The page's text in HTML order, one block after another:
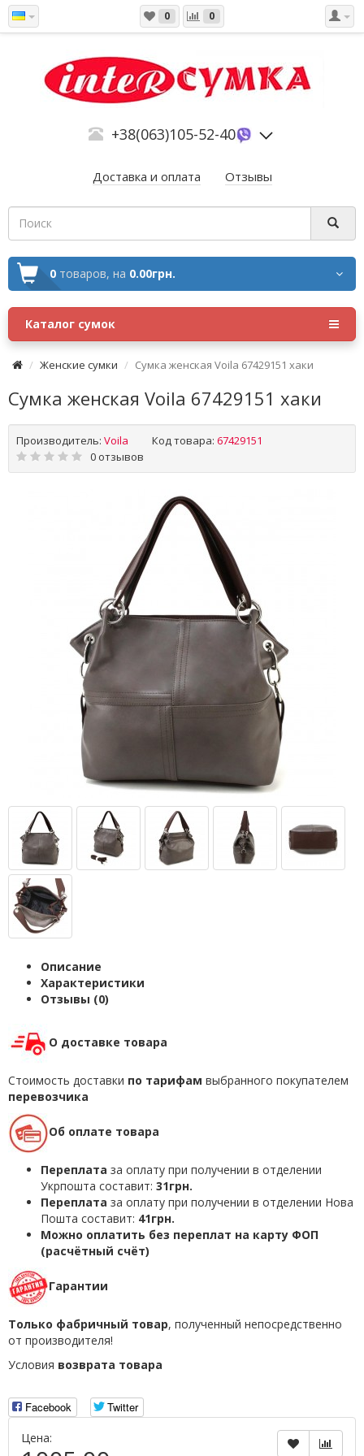
0 0
+38(063)105-52-40
Доставка и оплата Отзывы
0 товаров, на 0.00грн.
Каталог сумок
Женские сумки Сумка женская Voila 67429151 хаки
Сумка женская Voila 67429151 хаки
Производитель: Voila Код товара: 67429151
0 отзывов
Описание
Характеристики
Отзывы (0)
О доставке товара
Стоимость доставки по тарифам выбранного покупателем
перевозчика
Об оплате товара
Переплата за оплату при получении в отделении
Укрпошта составит: 31грн.
Переплата за оплату при получении в отделении Нова
Пошта составит: 41грн.
Можно оплатить без переплат на карту ФОП
(расчётный счёт)
Гарантии
Только фабричный товар, полученный непосредственно
от производителя!
Условия возврата товара
Facebook
Twitter
Цена: